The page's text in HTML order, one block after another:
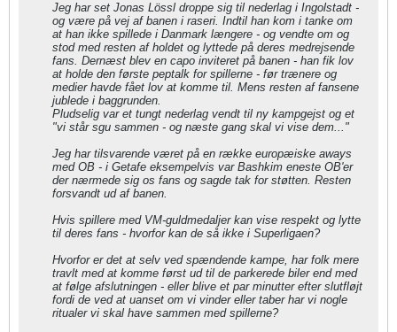
Jeg har set Jonas Lössl droppe sig til nederlag i Ingolstadt -
og være på vej af banen i raseri. Indtil han kom i tanke om
at han ikke spillede i Danmark længere - og vendte om og
stod med resten af holdet og lyttede på deres medrejsende
fans. Dernæst blev en capo inviteret på banen - han fik lov
at holde den første peptalk for spillerne - før trænere og
medier havde fået lov at komme til. Mens resten af fansene
jublede i baggrunden.
Pludselig var et tungt nederlag vendt til ny kampgejst og et
"vi står sgu sammen - og næste gang skal vi vise dem..."
Jeg har tilsvarende været på en række europæiske aways
med OB - i Getafe eksempelvis var Bashkim eneste OB'er
der nærmede sig os fans og sagde tak for støtten. Resten
forsvandt ud af banen.
Hvis spillere med VM-guldmedaljer kan vise respekt og lytte
til deres fans - hvorfor kan de så ikke i Superligaen?
Hvorfor er det at selv ved spændende kampe, har folk mere
travlt med at komme først ud til de parkerede biler end med
at følge afslutningen - eller blive et par minutter efter slutfløjt
fordi de ved at uanset om vi vinder eller taber har vi nogle
ritualer vi skal have sammen med spillerne?